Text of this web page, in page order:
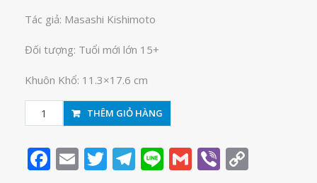
Tác giả: Masashi Kishimoto
Đối tượng: Tuổi mới lớn 15+
Khuôn Khổ: 11.3×17.6 cm
Naruto
tập
số
THÊM GIỎ HÀNG
Facebook
EmailTwitter
Telegram
LineGmail
Viber